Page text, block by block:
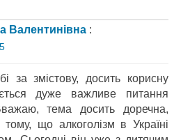
Валентинівна :
за змістову, досить корисну
дуже важливе питання
тема досить доречна,
що алкоголізм в Україні